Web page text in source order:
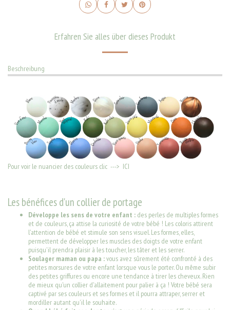
Erfahren Sie alles über dieses Produkt
Beschreibung
Pour voir le nuancier des couleurs clic ---> ICI
Les bénéfices d'un collier de portage
Développe les sens de votre enfant : des perles de multiples formes
et de couleurs, ça attise la curiosité de votre bébé ! Les coloris attirent
l'attention de bébé et stimule son sens visuel. Les formes, elles,
permettent de développer les muscles des doigts de votre enfant
puisqu'il prendra plaisir à les toucher, les tâter et les serrer.
Soulager maman ou papa :vous avez sûrement été confronté à des
petites morsures de votre enfant lorsque vous le porter. Ou même subir
des petites griffures ou encore une tendance à tirer les cheveux. Rien
de mieux qu'un collier d'allaitement pour palier à ça ! Votre bébé sera
captivé par ses couleurs et ses formes et il pourra attraper, serrer et
mordiller autant qu'il le souhaite.